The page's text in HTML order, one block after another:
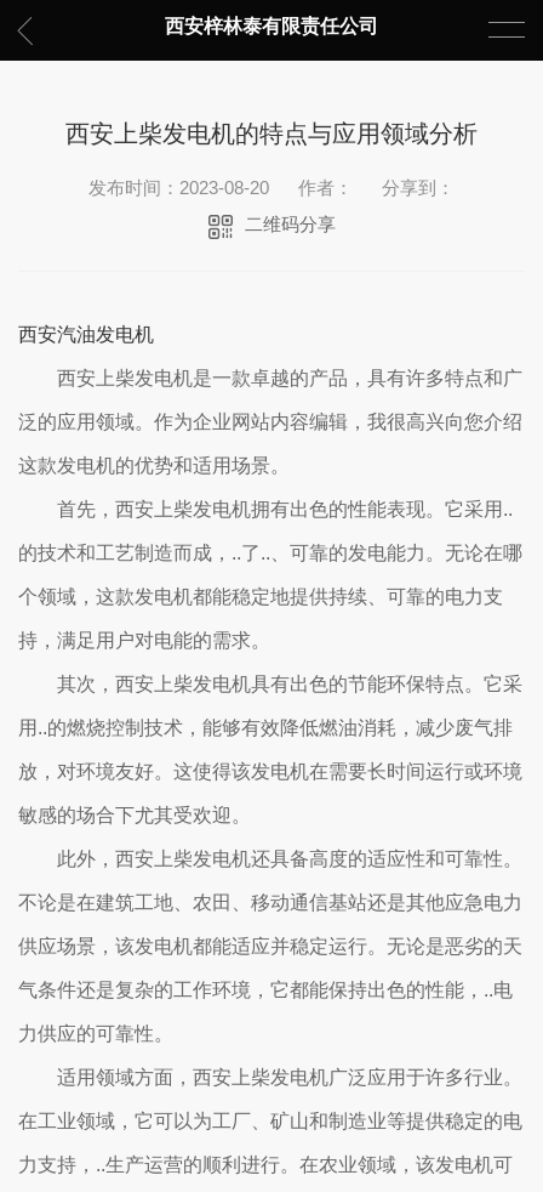
西安梓林泰有限责任公司
西安上柴发电机的特点与应用领域分析
发布时间：2023-08-20 作者：
分享到：
二维码分享
西安汽油发电机
西安上柴发电机是一款卓越的产品，具有许多特点和广
泛的应用领域。作为企业网站内容编辑，我很高兴向您介绍
这款发电机的优势和适用场景。
首先，西安上柴发电机拥有出色的性能表现。它采用..
的技术和工艺制造而成，..了..、可靠的发电能力。无论在哪
个领域，这款发电机都能稳定地提供持续、可靠的电力支
持，满足用户对电能的需求。
其次，西安上柴发电机具有出色的节能环保特点。它采
用..的燃烧控制技术，能够有效降低燃油消耗，减少废气排
放，对环境友好。这使得该发电机在需要长时间运行或环境
敏感的场合下尤其受欢迎。
此外，西安上柴发电机还具备高度的适应性和可靠性。
不论是在建筑工地、农田、移动通信基站还是其他应急电力
供应场景，该发电机都能适应并稳定运行。无论是恶劣的天
气条件还是复杂的工作环境，它都能保持出色的性能，..电
力供应的可靠性。
适用领域方面，西安上柴发电机广泛应用于许多行业。
在工业领域，它可以为工厂、矿山和制造业等提供稳定的电
力支持，..生产运营的顺利进行。在农业领域，该发电机可